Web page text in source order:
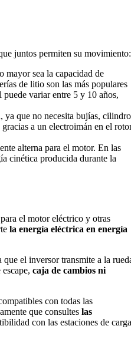
juntos permiten su movimiento:
mayor sea la capacidad de
de litio son las más populares
variar entre 5 y 10 años,
ya que no necesita bujías,
a un electroimán en el
alterna para el motor. En las
cinética producida durante la
el motor eléctrico y otras
la energía eléctrica en energía
el inversor transmite a la
caja de cambios ni
con todas las
que consultes las
con las estaciones de carga